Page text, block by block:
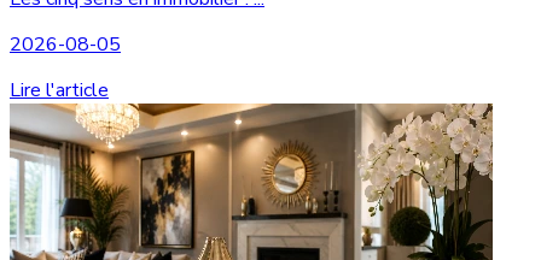
2026-08-05
Lire l'article